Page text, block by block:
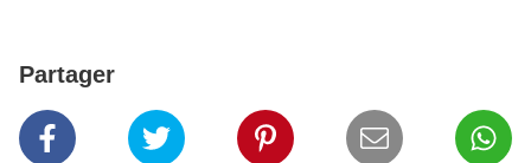
Partager